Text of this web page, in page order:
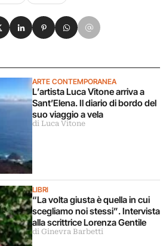
ARTE CONTEMPORANEA
L’artista Luca Vitone arriva a
Sant’Elena. Il diario di bordo del
suo viaggio a vela
di Luca Vitone
LIBRI
“La volta giusta è quella in cui
scegliamo noi stessi”. Intervista
alla scrittrice Lorenza Gentile
di Ginevra Barbetti
su Facebook
su X
Condividi su LinkedIn
Condividi su Pinterest
Condividi su WhatsApp
Condividi su Email